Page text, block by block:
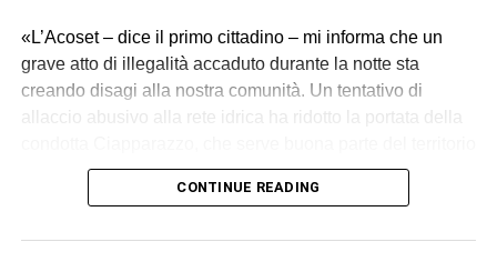
«L’Acoset – dice il primo cittadino – mi informa che un
grave atto di illegalità accaduto durante la notte sta
creando disagi alla nostra comunità. Un tentativo di
allaccio abusivo alla rete idrica ha ridotto la portata della
di Biancavilla».
stimata in oltre 30 litri al secondo. «Un primo intervento
CONTINUE READING